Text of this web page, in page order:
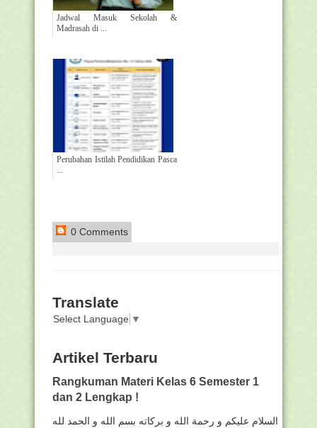
Jadwal Masuk Sekolah &
Madrasah di ...
Perubahan Istilah Pendidikan Pasca
0 Comments
Translate
Select Language ▼
Artikel Terbaru
Rangkuman Materi Kelas 6 Semester 1
dan 2 Lengkap !
السلام عليكم و رحمة الله و بركاته بسم الله و الحمد لله